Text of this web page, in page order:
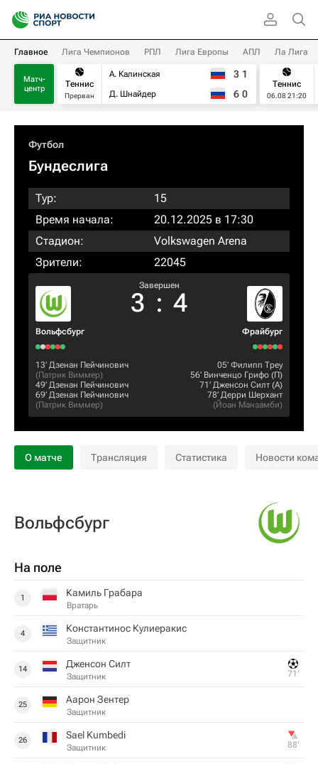
Главное Лига Чемпионов РПЛ Лига Европы АПЛ Ла Лига
Матч-
центр
Теннис
Прерван
А. Калинская
Д. Шнайдер
3 1
6 0
Теннис
06.08 21:20
Футбол
Бундеслига
Тур:
15
Время начала:
20.12.2025 в 17:30
Стадион:
Volkswagen Arena
Зрители:
22045
Вольфсбург
Завершен
3 : 4
Фрайбург
13‎’‎ Дзенан Пейчинович
(Патрик Виммер)
49‎’‎ Дзенан Пейчинович
69‎’‎ Дзенан Пейчинович
(Патрик Виммер)
05‎’‎ Филипп Треу
56‎’‎ Винченцо Грифо (П)
71‎’‎ Дженсон Силт (А)
78‎’‎ Дерри Шерхант
(Йоан Манзамби)
О матче Трансляция Статистика Новости
Вольфсбург
На поле
1 Камиль Грабара
Вратарь
4 Константинос Кулиеракис
Защитник
14 Дженсон Силт
Защитник 71‎’‎
25 Аарон Зентер
Защитник
26 Sael Kumbedi
Защитник 88‎’‎